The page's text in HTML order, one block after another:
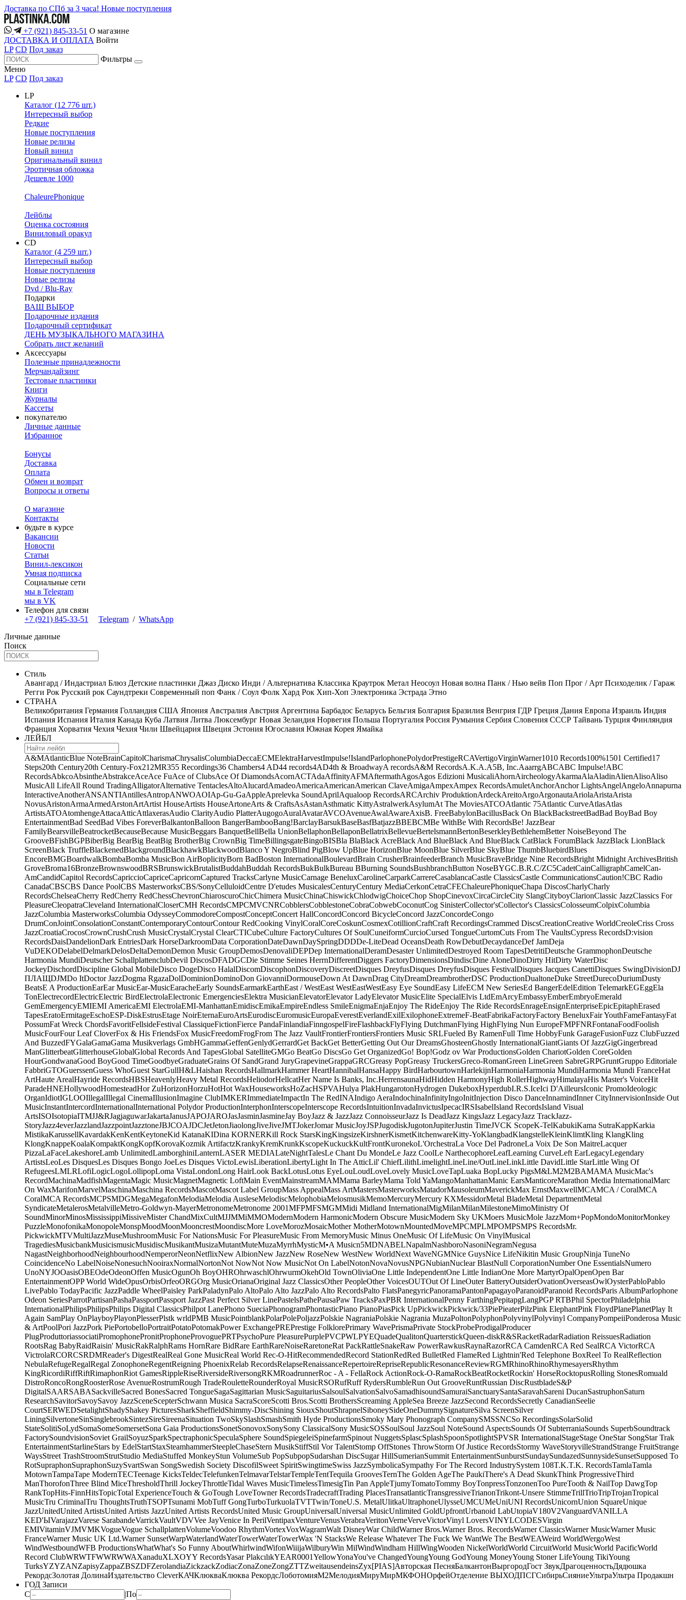
Доставка по СПб за 3 часа! Новые поступления
+7 (921) 845-33-51 О магазине
ДОСТАВКА И ОПЛАТА Войти
LP CD Под заказ
Фильтры
Меню
LP CD Под заказ
LP
Каталог (12 776 шт.)
Интересный выбор
Редкие
Новые поступления
Новые релизы
Новый винил
Оригинальный винил
Эротичная обложка
Дешевле 1000
ChaleurePhonique
Лейблы
Оценка состояния
Виниловый оракул
CD
Каталог (4 259 шт.)
Интересный выбор
Новые поступления
Новые релизы
Dvd / Blu-Ray
Подарки
ВАШ ВЫБОР
Подарочные издания
Подарочный сертификат
ДЕНЬ МУЗЫКАЛЬНОГО МАГАЗИНА
Собрать лист желаний
Аксессуары
Полезные принадлежности
Мерчандайзинг
Тестовые пластинки
Книги
Журналы
Кассеты
покупателю
Личные данные
Избранное
Бонусы
Доставка
Оплата
Обмен и возврат
Вопросы и ответы
О магазине
Контакты
будьте в курсе
Вакансии
Новости
Статьи
Винил-лексикон
Умная подписка
Социальные сети
мы в Telegram
мы в VK
Телефон для связи
+7 (921) 845-33-51
Telegram / WhatsApp
Личные данные
Поиск
Стиль
Авангард / Индастриал Блюз Детские пластинки Джаз Диско Инди / Альтернатива Классика Краутрок Метал Неосоул Новая волна Панк / Нью вейв Поп Прог / Арт Психоделик / Гараж
Регги Рок Русский рок Саундтреки Современный поп Фанк / Соул Фолк Хард Рок Хип-Хоп Электроника Эстрада Этно
СТРАНА
Великобритания Германия Голландия США Япония Австралия Австрия Аргентина Барбадос Беларусь Бельгия Болгария Бразилия Венгрия ГДР Греция Дания Европа Израиль Индия
Испания Испания Италия Канада Куба Латвия Литва Люксембург Новая Зеландия Норвегия Польша Португалия Россия Румыния Сербия Словения СССР Тайвань Турция Финляндия
Франция Хорватия Чехия Чехия Чили Швейцария Швеция Эстония Югославия Южная Корея Ямайка
ЛЕЙБЛ
A&MAtlanticBlue NoteBrainCapitolCharismaChrysalisColumbiaDeccaECMElektraHarvestImpulse!IslandParlophonePolydorPrestigeRCAVertigoVirginWarner1010 Records100%1501 Certified17
Steps20th Century20th Century-Fox21 2MR355 Recordings36 Chambers4 AD44 records4AD4th & BroadwayA recordsA&M RecordsA.K.A.A5B, Inc.AaarrgABCABC Impulse!ABC
RecordsAbkcoAbsintheAbstrakceAceAce FuAce of ClubsAce Of DiamondsAcornACTAdaAffinityAFMAftermathAgosAgos Edizioni MusicaliAhornAircheologyAkarmaAlaAladinAlienAlisoAliso
MusicAll LifeAll Round TradingAlligatorAlternative TentaclesAltoAlucardAmadeoAmericaAmericanAmerican ClaveAmigaAmpexAmpex RecordsAmuletAnchorAnchor LightsAngelAngeloAnnapurna
InteractiveAnotherANSANTIAntillesAntropANWOAOIAp-Gu-GaAppleAprelevka SoundAprilAqualoop RecordsARCArchiv ProduktionArdeckAreitoArgoArgonautaAriolaAristaArista
NovusAristonArmaArmedArstonArtArtist HouseArtists HouseArtoneArts & CraftsAsAstanAsthmatic KittyAstralwerkAsylumAt The MoviesATCOAtlantic 75Atlantic CurveAtlasAtlas
ArtistsATOAtomhengeAttacaAtticAttlaxerasAudio ClarityAudio PlatterAugogoAuralAvatarAVCOAvenueAwalAwareAxisB. FreeBabylonBacillusBack On BlackBackstreetBadBad BoyBad Boy
EntertainmentBad SeedBad Vibes ForeverBalkantonBalloon BangerBambooBang!BarclayBarsukBaseBasfBatjazzBBEBCMBe WithBe With RecordsBe! JazzBear
FamilyBearsvilleBeatrocketBecauseBecause MusicBeggars BanquetBellBella UnionBellaphonBellaponBellatrixBellevueBertelsmannBertonBeserkleyBethlehemBetter NoiseBeyond The
GrooveBFishBGPBiberBig BearBig BeatBig BrotherBig CrownBig TimeBillingsgateBingoBISBla BlaBlack AcreBlack And BlueBlack And BlueBlack CatBlack ForumBlack JazzBlack LionBlack
ScreenBlack TruffleBlackenedBlackgroundBlackhawkBlackwoodBlanco Y NegroBlind PigBlow UpBlue HorizonBlue MoonBlue SilverBlue SkyBlue ThumbBluebirdBlues
EncoreBMGBoardwalkBombaBomba MusicBon AirBoplicityBorn BadBoston InternationalBoulevardBrain CrusherBrainfeederBranch MusicBraveBridge Nine RecordsBright Midnight ArchivesBritish
GroveBroma16BronzeBrownswoodBRSBrunswickBrutalistBuddahBuddah RecordsBukBulkBureau BBurning SoundsBushbranchButton NoseBYGC.B.R.C/ZC5CadetCainCalligraphCamelCan-
AmCandidCapitol RecordsCapriccioCapriceCapricornCaptured TracksCarlyne MusicCarnage BeneluxCarolineCarparkCarrereCasablancaCastle ClassicsCastle CommunicationsCaution!CBC Radio
CanadaCBSCBS Dance PoolCBS MasterworksCBS/SonyCelluloidCentre D'etudes MusicalesCenturyCentury MediaCerkonCetraCFEChaleurePhoniqueChapa DiscosCharlyCharly
RecordsChelseaCherry RedCherry RedChessChevronChiaroscuroChicChimera MusicChinaChiswickChlodwigChoiceChop ShopCinevoxCircaCircleCity SlangCityboyClarionClassic JazzClassics For
PleasureCleopatraCleveland InternationalCloserCMH RecordsCMPCMVCNRCobblersCobblestoneCobraCobwebCoconutCog SinisterCollector'sCollector's ClassicsColosseumColpixColumbia
JazzColumbia MasterworksColumbia OdysseyCommodoreCompostConceptConcert HallConcordConcord BicycleConcord JazzConcordeCongo
DrumConJointConsolationConstantContemporaryContourContour RedCooking VinylCoralCoreCoskunCosmexCotillionCraftCraft RecordingsCrammed DiscsCreationCreative WorldCreoleCriss Cross
JazzCroatiaCrocosCrownCrushCrush MusicCrystalCrystal ClearCTICubeCulture FactoryCultures Of SoulCuneiformCurcioCursed TongueCurtomCuts From The VaultsCypress RecordsD:vision
RecordsDaisDandelionDark EntriesDark HorseDarkroomData CorporationDateDawnDaySpringDDDDe-LiteDead OceansDeath RowDebutDecaydanceDef JamDeja
VuDEKODelabelDelmarkDelosDeltaDemonDemon Music GroupDemosDenovaliDEPDep InternationalDeramDesaster UnlimitedDestroyed Room TapesDetritiDeutsche GrammophonDeutsche
Harmonia MundiDeutscher SchallplattenclubDevil DiscosDFADGCDie Stimme Seines HerrnDifferentDiggers FactoryDimensionsDindiscDine AloneDinoDirty HitDirty WaterDisc
JockeyDischordDiscipline Global MobileDisco DogeDisco HalalDiscomDiscophonDiscoveryDiscreetDisques DreyfusDisques DreyfusDisques FestivalDisques Jacques CanettiDisques SwingDivisionDJ
ПЛАЩDJMDo ItDoctor JazzDogma RgazaDolDominionDominoDon GiovanniDormouseDown At DawnDrag CityDreamDreambrotherDSC ProductionDualtoneDuke StreetDurecoDuriumDusty
BeatsE A ProductionEarEar MusicEar-MusicEaracheEarly SoundsEarmarkEarthEast / WestEast WestEastWestEasy Eye SoundEasy LifeECM New SeriesEd BangerEdelEdition TelemarkEGEggEla
TonElectrecordElectricElectric BirdElectrolaElectronic EmergenciesElektra MusicianElevatorElevator LadyElevator MusicElite SpecialElvis LtdEmArcyEmbassyEmberEmbryoEmerald
GemEmergencyEMIEMI AmericaEMI ElectrolaEMI-ManhattanEmidiscEmikaEmpireEndless SmileEnigmaEnjaEnjoy The RideEnjoy The Ride RecordsEnrageEnsignEnterpriseEpicEpitaphErased
TapesEratoErmitageEschoESP-DiskEstrusEtage NoirEternaEuroArtsEurodiscEuromusicEuropaEverestEverlandExilExilophoneExtremeF-BeatFabrikaFactoryFactory BeneluxFair YouthFameFantasyFat
PossumFat Wreck ChordsFavoritFellsideFestival ClassiqueFictionFierce PandaFinlandiaFinngospelFireFlashbackFlyFlying DutchmanFlying HighFlying Nun EuropeFMPFNRFontanaFoodFoolish
MusicFourFour Leaf CloverFox & His FriendsFox MusicFreedomFrogFrom The Jazz VaultFrontierFrontiersFrontiers Music SRLFueled By RamenFull Time HobbyFunk GarageFusionFuzz ClubFuzzed
And BuzzedFYGalaGamaGama Musikverlags GmbHGammaGeffenGenlydGerrardGet BackGet BetterGetting Out Our DreamsGhosteenGhostly InternationalGiantGiants Of JazzGigGingerbread
ManGlitterbeatGlitterhouseGlobalGlobal Records And TapesGlobal SatelliteGMGo BeatGo DiscsGo Get OrganizedGo! Bop!Godz ov War ProductionsGolden ChariotGolden CoreGolden
HourGondwanaGood BoyGood TimeGoodbyeGraduateGrains Of SandGrand JuryGrapevineGrappaGRCGreasy PopGreasy TruckersGreco-RomanGreen LineGreen SabreGRPGruntGruppo Editoriale
FabbriGTOGuerssenGuess WhoGuest StarGullH&LHaishan RecordsHallmarkHammer HeartHannibalHansaHappy BirdHarbourtownHarlekijnHarmoniaHarmonia MundiHarmonia Mundi FranceHat
ArtHaute ArealHayride RecordsHBSHeavenlyHeavy Metal RecordsHeliodorHellcatHer Name Is Banks, Inc.HerrensaunaHidHidden HarmonyHigh RollerHighwayHimalayaHis Master's VoiceHit
ParadeHNEHollywoodHomesteadHor ZuHorizonHorzuHotHot WaxHouseworksHoZacHSPVAHulya PlakHungarotonHydrogen DukeboxHyperdubI.R.S.IceIci D'AilleursIconic PromoIdeologic
OrganIdiotIGLOOIllegalIllegal CinemaIllusionImagine ClubIMKERImmediateImpactIn The RedINAIndigo AeraIndochinaInfinityIngoInitInjection Disco DanceInnamindInner CityInnervisionInside Out
MusicInstantIntercordInternationalInternational Polydor ProductionInterphonInterscopeInterscope RecordsIntuitionInvadaInvictusIpecacIRSIsabelIsland RecordsIsland Visual
ArtsISOIsotopiaITMJJ&RJagjaguwarJakartaJanusJAPOJAROJasJasminJasmineJay BoyJazz & JazzJazz ConnoisseurJazz Is DeadJazz KingsJazz LegacyJazz TrackJazz-
StoryJazz4everJazzlandJazzpointJazztoneJBJCOAJDCJetJetonJiaolongJiveJiveJMTJokerJomar MusicJoyJSPJugodiskJugotonJupiterJustin TimeJVCK ScopeK-TelKabukiKama SutraKappKarkia
MistikaKarussellKavardakKenKentKeytoneKid KatanaKIDina KORNERKill Rock StarsKingKingsizeKirshnerKismetKitchenwareKitty-YoKlangbadKlangstelleKleinKlimtKling KlangKling
KlongKnappeKoalaKompaktKongKopfKorovaKozmik ArtifactzKrankyKremKrunkKscopeKuckuckKultFrontKuronekoL'OrchestraLa Voce Del PadroneLa Voix De Son MaitreLacquer
PizzaLaFaceLakeshoreLamb UnlimitedLamborghiniLanternLASER MEDIALateNightTalesLe Chant Du MondeLe Jazz CoolLe NarthecophoreLeafLearning CurveLeft EarLegacyLegendary
ArtistsLeoLes DisquesLes Disques Bongo JoeLes Disques VictoLewisLiberationLibertyLight In The AtticLil' ChiefLilithLimelightLineLine/OutLineLinkLittle DavidLittle StarLittle Wing Of
RefugeesLMLRLofiLogicLogoLollipopLoma VistaLondonLong HairLook BackLotusLotus EyeLouLoudLoveLovely MusicLoveTapLuaka BopLucky PigsM&LM2M2BAMAMA MusicMac's
RecordMachinaMadfishMagentaMagic MusicMagnetMagnetic LoftMain EventMainstreamMAMMama BarleyMama Told YaMangoManhattanManic EarsManticoreMarathon Media InternationalMarc
On WaxMarifonMarvelMaschinaMaschina RecordsMascotMascot Label GroupMass AppealMass ArtMastersMasterworksMatadorMausoleumMaverickMax ErnstMaxwellMCAMCA / CoralMCA
CoralMCA RecordsMCPSMDGMegaMegafonMelodiaMelodia AusleseMelodiscMelophobiaMelosmusikMemoMercuryMercury KXMessidorMetal BladeMetal DepartmentMetal
SyndicateMetalerosMetalvilleMetro-Goldwyn-MayerMetronomeMetronome 2001MFPMFSMGMMidi Midland InternationalMigMilanMilanMilestoneMimoMinistry Of
SoundMinorMinosMississippiMissiveMister ChandMixCultMJJMMiMMOModernModern HarmonicModern Obscure MusicModern Sky UKMoers MusicMole JazzMom+PopMondoMonitorMonkey
PuzzleMonofonikaMonopoleMonspMoodMoonMooncrestMoondiscMore LoveMorozMosaicMother MotherMotownMountedMoveMPCMPLMPOMPSMPS RecordsMr.
PickwickMTVMultiJazzMuseMushroomMusic For NationsMusic For PleasureMusic From MemoryMusic Minus OneMusic Of LifeMusic On VinylMusical
TragediesMusicbankMusicismusicMusidiscMusikantMusizaMutantMuteMuzaMyrrhMysticM•A Musicn5MDNABELNapalmNashboroNasoniNegramNegusa
NagastNeighborhoodNeighbourhoodNemperorNeonNetflixNew AlbionNew JazzNew RoseNew WestNew WorldNext WaveNGMNice GuysNice LifeNikitin Music GroupNinja TuneNo
CoincidenceNo LabelNoiseNonesuchNooiraxNormalNortonNot NowNot Now MusicNot On LabelNotonNovaNovusNPGNubianNuclear BlastNull CorporationNumber One EssentialsNumero
UnoNYJOOasisOBEOdeOdeonOffen MusicOgunOh BoyOHROhrwaschlOhrwurmOkehOld TownOliviaOne Little IndependentOne Little IndianOne More MartyrOpalOpenOpen Bar
EntertainmentOPP World WideOpusOrbisOrfeoORGOrg MusicOrianaOriginal Jazz ClassicsOther PeopleOther VoicesOUTOut Of LineOuter BatteryOutsiderOvationOverseasOwlOysterPabloPablo
LivePablo TodayPacific JazzPaddle WheelPaisley ParkPaladynPalo AltoPalo Alto JazzPalo Alto RecordsPalto FlatsPanegyricPanoramaPantonPapagayoParanoidParanoid RecordsParis AlbumParlophone
Odeon SeriesParrotPartisanPashaPassportPassport JazzPast Perfect Silver LinePastelsPathePausaPaw TracksPaxPBR InternationalPenny FarthingPepitapgLangPGP RTBPhil SpectorPhiladelphia
InternationalPhilipsPhilipsPhilips Digital ClassicsPhilpot LanePhono SueciaPhonogramPhontasticPiano PianoPiasPick UpPickwickPickwick/33PiePieaterPilzPink ElephantPink FloydPlanePlanetPlay It
Again SamPlay OnPlayboyPlayonPlesserPlstk wrldPMB MusicPointblankPolarPolePoljazzPolskie NagraniaPolskie Nagrania MuzaPoltonPolyphonPolyvinylPolyvinyl CompanyPompeiiPonderosa Music
& ArtPoolPori JazzPork PiePortobelloPortraitPotatoPotomakPower ExchangePREPrestige FolklorePrimary WavePrismaPrivate StockProbeProdigalProducer
PlugProduttoriassociatiPromophonePronitProphoneProvoguePRTPsychoPure PleasurePurplePVCPWLPYEQuadeQualitonQuarterstickQueen-diskR&SRacketRadarRadiation ReissuesRadiation
RootsRag BabyRaidRaisin' MusicRakRalphRams HornRare BidRare EarthRareNoiseRaretoneRat PackRattleSnakeRaw PowerRawkusRaynaRazorRCA CamdenRCA Red SealRCA VictorRCA
VictrolaRCORCSRDMReader's DigestRealReal Gone MusicReal World Rec-O-HitRecommendedRecord StationRedRed BulletRed FlameRed Lightnin'Red Telephone BoxReel To RealReflection
NebulaRefugeRegalRegal ZonophoneRegentReigning PhoenixRelab RecordsRelapseRenaissanceRepertoireRepriseRepublicResonanceReviewRGMRhinoRhinoRhymesayersRhythm
KingRicordiRiffRiftRimaphonRiot GamesRippleRiseRiversideRiversongRKMRoadrunnerRoc - A - FellaRock ActionRock-O-RamaRockBeatRocketRockin' HorseRocktopusRolling StonesRomuald
DistroRoncoRongRoosterRose AvenueRostrumRough TradeRouletteRounderRoyal MusicRSORufRuff RydersRumbleRun Out GrooveRuntRussian DiscRustbladeS&P
DigitalSAARSABASackvilleSacred BonesSacred TongueSagaSagittarian MusicSaguitariusSalsoulSalvationSalvoSamadhisoundSamuraiSanctuarySantaSaravahSareni DucanSastruphonSaturn
ResearchSavitorSavoySavoy JazzSceneScepterSchwann Musica SacraScoreScotti Bros.Scotti BrothersScreaming AppleSea Breeze JazzSecond RecordsSecretly CanadianSeelie
CourtSERWEDSetalightShadyShakey PicturesSharkSheffieldShimmy-DiscShining SiouxShoutShrapnelSiboneySideOneDummySignatureSilva ScreenSilver
LiningSilvertoneSinSinglebrookSintezSireSireenaSituation TwoSkySlashSmashSmith Hyde ProductionsSmoky Mary Phonograph CompanySMSSNCSo RecordingsSolarSolid
StateSolitiSoLydSomaSomeSomersetSona Gaia ProductionsSonetSonovoxSonySony ClassicalSony MusicSOSSoulSoul JazzSoul NoteSound AspectsSounds Of SubterraniaSounds SuperbSoundtrack
FactorySoundvisionSoviet GrailSoyuzSparkSpectraphonicSpeculaSphere SoundSpiegeleiSpinefarmSpinout NuggetsSplascSplashSpoonSpotlightSPVSR InternationalStageStage OneStar SongStar Trak
EntertainmentStarlineStars by EdelStartStaxSteamhammerSteepleChaseStern MusikStiffStil Vor TalentStomp OffStones ThrowStorm Of Justice RecordsStormy WaveStoryvilleStrandStrange FruitStrange
WaysStreet TrashStroomStrutStudio MediaStuffed MonkeyStun VolumeSub PopSubpopSudarshan DiscSugar HillSumerianSummit EntertainmentSunburstSundaySundazedSunnysideSunsetSupposed To
RotSupraphonSupraphonSuzySvartSwan SongSwedish Society DiscofilSweet SpiritSwingtimeSwiss JazzSymbolicaSympathy For The Record IndustrySystem 108T.K.T.K. RecordsTamlaTamla
MotownTampaTape ModernTECTeenage KicksTeldecTelefunkenTelmavarTelstarTempleTentTequila GroovesTernThe Golden AgeThe PaukiThere's A Dead SkunkThink ProgressiveThird
ManThorofonThree Blind MiceThresholdThrill JockeyThrottleTidal Waves MusicTimelessTimesigTin Pan AppleTjumyTomatoTommy BoyTonpressTonzonenToo PureTooth & NailTop DawgTop
RankTopHits-FinnHitsTopicTotal ExperienceTouch & GoTough LoveTowner RecordsTradecraftTrading PlacesTransatlanticTransgressiveTrianonTrikont-Unsere StimmeTrillTrioTripTrojanTropical
MusicTru CriminalTru ThoughtsTruthTSOPTsunami MobTuff GongTurboTurkuolaTVTTwin/ToneU.S. MetalUlitkaUltraphoneUlysseUMCUMeUniUNI RecordsUnicornUnion SquareUnique
JazzUnitedUnited ArtistsUnited Artists JazzUnited Artists RecordsUnited Music GroupUniversalUniversal MusicUnlimited GoldUpfrontUrbanoid LabUtopiaV180V2VanguardVANILLA
KED'ЫVarajazzVarese SarabandeVarrickVaultVDVVee JayVenice In PerilVentipaxVentureVenusVerabraVeritonVerneVerveVictorVinyl LoversVINYLCODESVirgin
EMIVitaminVJMVMKVogueVogue SchallplattenVolumeVoodoo RhythmVortexVoxWagramWalt DisneyWar ChildWarner Bros.Warner Bros. RecordsWarner ClassicsWarner MusicWarner Music
FranceWarner Music UK Ltd.Warner SunsetWarpWaterlandWaterTowerWaterTowerWax 'N StacksWe Release Whatever The Fuck We WantWe The BestWEAWeird WorldWergoWest
WindWestboundWFB ProductionsWhatWhat's So Funny AboutWhirlwindWifonWiiijaWilburyWin MilWindWindham HillWingWooden NickelWorldWorld CircuitWorld MusicWorld PacificWorld
Record ClubWRWTFWWRWWAXanaduXLXOYY RecordsYasar PlakcılıkYEAR0001YellowYonaYou've ChangedYoungYoung GodYoung MoneyYoung Stoner LifeYoung TikiYoung
TurksYZYZANZapisyZappaZBSZDFZerolandiaZickzackZodiacZonaZoneZongZTTZweitausendeinsZyx[PIAS]Авторская ПесняБалкантонВыргородГост ЗвукДрагоценностьДядюшка
РекордсЗолотая ДолинаИздательство CleverКАЧКлюкваКлюква РекордсЛоботомияМ2МелодияМируМирМКФОНОрфейОтделение ВЫХОДПСГСибирьСияниеУльтраУльтра Продакшн
ГОД Записи
С
|По